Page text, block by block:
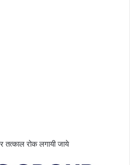
तत्काल रोक लगायी जाये